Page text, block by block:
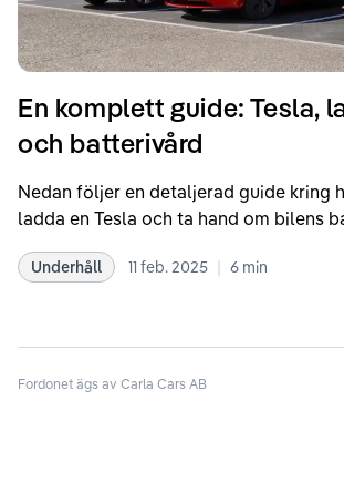
En komplett guide: Tesla,
och batterivård
Nedan följer en detaljerad guide kring
ladda en Tesla och ta hand om bilens
rekommendationer samt våra egna
att kolla Teslas officiella supportsidor
senaste informationen.
Underhåll 11 feb. 2025 | 6 min
Fordonet ägs av Carla Cars AB